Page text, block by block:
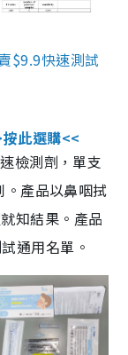
$9.9快速測試
此選購<<
檢測劑，單支
產品以鼻咽拭
知結果。產品
通用名單。